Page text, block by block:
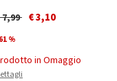
reduced from
7,99to€ 3,10
%
in Omaggio